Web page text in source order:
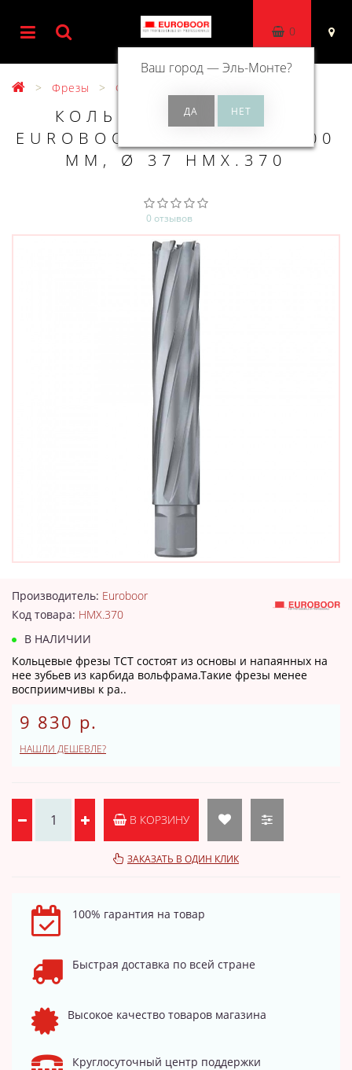
Ваш город —Эль-Монте?
0
Фрезы Фрезы ТСТ 100 мм
КОЛЬЦЕВОЕ СВЕРЛО
EUROBOOR TCT ДЛИНА 100
ММ, Ø 37 HMX.370
0 отзывов
Производитель: Euroboor
Код товара: HMX.370
В НАЛИЧИИ
Кольцевые фрезы TCT состоят из основы и напаянных на
нее зубьев из карбида вольфрама.Такие фрезы менее
восприимчивы к ра..
9 830 р.
НАШЛИ ДЕШЕВЛЕ?
В КОРЗИНУ
ЗАКАЗАТЬ В ОДИН КЛИК
100% гарантия на товар
Быстрая доставка по всей стране
Высокое качество товаров магазина
Круглосуточный центр поддержки